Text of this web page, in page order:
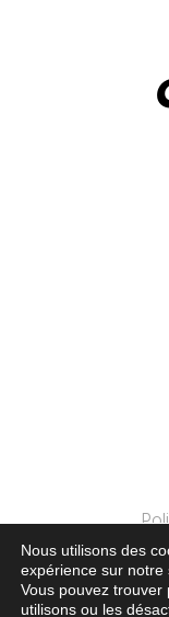
© 2024
Nous utilisons des
expérience sur notre
Vous pouvez
utilisons ou les